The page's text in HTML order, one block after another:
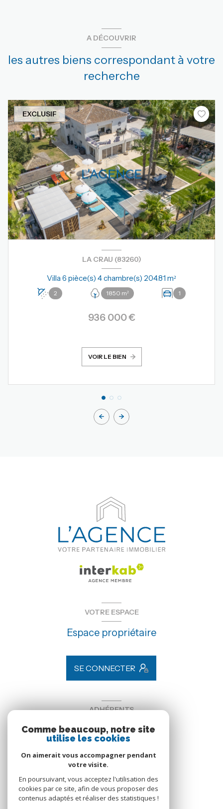
A DÉCOUVRIR
les autres biens correspondant à votre
recherche
EXCLUSIF
LA CRAU (83260)
Villa 6 pièce(s) 4 chambre(s) 204.81 m²
2 1850 m² 1
936 000 €
VOIR LE BIEN
VOTRE ESPACE
Espace propriétaire
SE CONNECTER
ADHÉRENTS
Nous adhérons
Comme beaucoup, notre site
utilise les cookies
On aimerait vous accompagner pendant
votre visite.
En poursuivant, vous acceptez l'utilisation des
cookies par ce site, afin de vous proposer des
contenus adaptés et réaliser des statistiques !